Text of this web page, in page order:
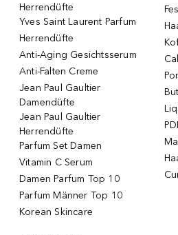
Herrendüfte
Yves Saint Laurent Parfum
Herrendüfte
Anti-Aging Gesichtsserum
Anti-Falten Creme
Jean Paul Gaultier
Damendüfte
Jean Paul Gaultier
Herrendüfte
Parfum Set Damen
Vitamin C Serum
Damen Parfum Top 10
Parfum Männer Top 10
Korean Skincare